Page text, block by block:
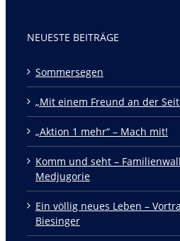
NEUESTE BEITRÄGE
Sommersegen
„Mit einem Freund an der
„Aktion 1 mehr“ – Mach mit!
Komm und seht –
Medjugorie
Ein völlig neues Leben –
Biesinger